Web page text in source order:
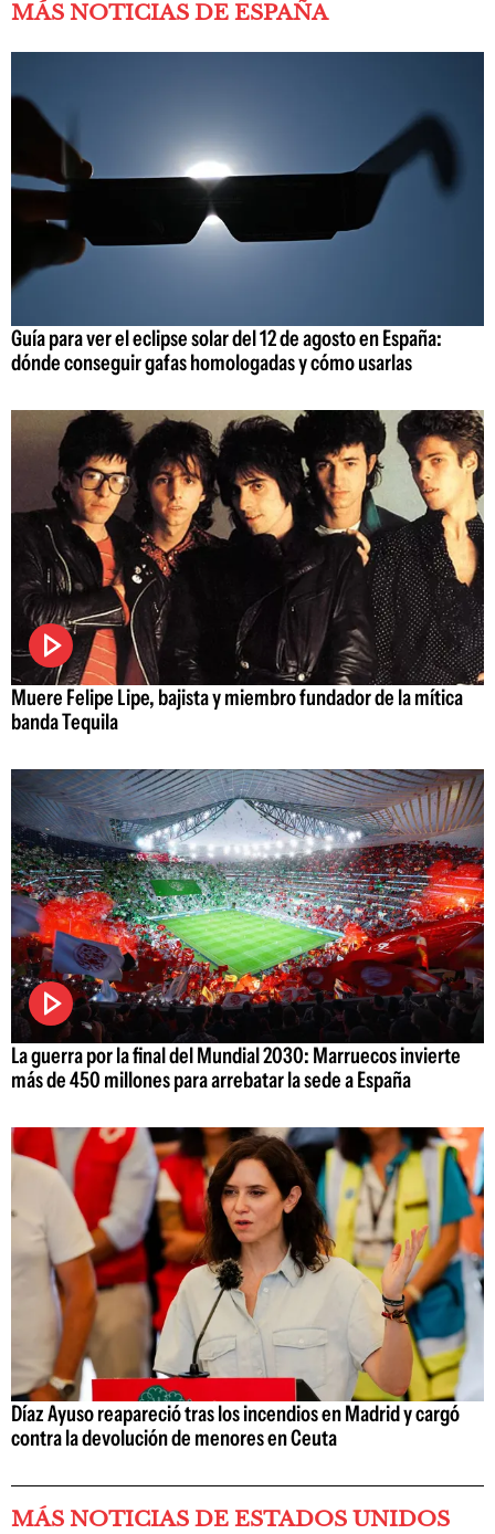
MÁS NOTICIAS DE ESPAÑA
Guía para ver el eclipse solar del 12 de agosto en España:
dónde conseguir gafas homologadas y cómo usarlas
Muere Felipe Lipe, bajista y miembro fundador de la mítica
banda Tequila
La guerra por la final del Mundial 2030: Marruecos invierte
más de 450 millones para arrebatar la sede a España
Díaz Ayuso reapareció tras los incendios en Madrid y cargó
contra la devolución de menores en Ceuta
MÁS NOTICIAS DE ESTADOS UNIDOS